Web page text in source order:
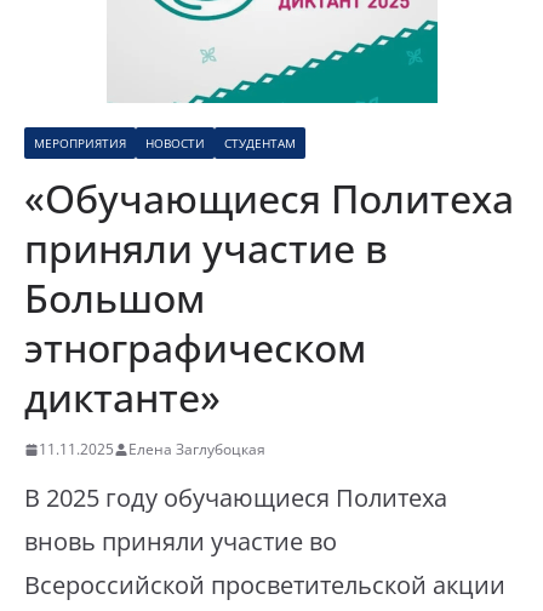
МЕРОПРИЯТИЯ НОВОСТИ СТУДЕНТАМ
«Обучающиеся Политеха
приняли участие в
Большом
этнографическом
диктанте»
11.11.2025 Елена Заглубоцкая
В 2025 году обучающиеся Политеха
вновь приняли участие во
Всероссийской просветительской акции